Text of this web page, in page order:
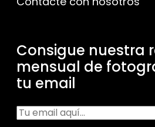
Consigue nuestra
mensual de
tu email